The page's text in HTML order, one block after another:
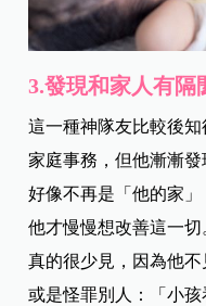
3.發現和家人有隔
這一種神隊友比較後
家庭事務，但他漸漸
好像不再是「他的家」
他才慢慢想改善這一
真的很少見，因為他不
或是怪罪別人：「小孩